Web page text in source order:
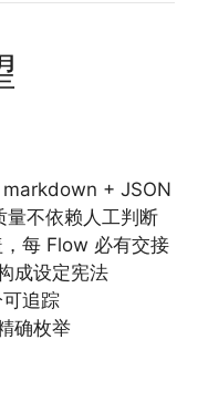
+ JSON
量不依赖人工判断
每 Flow 必有交接
成设定宪法
追踪
确枚举